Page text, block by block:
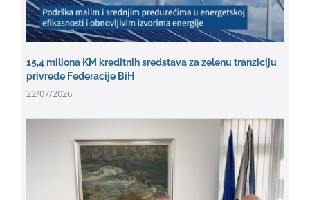
15,4 miliona KM kreditnih sredstava za zelenu tranziciju
privrede Federacije BiH
22/07/2026